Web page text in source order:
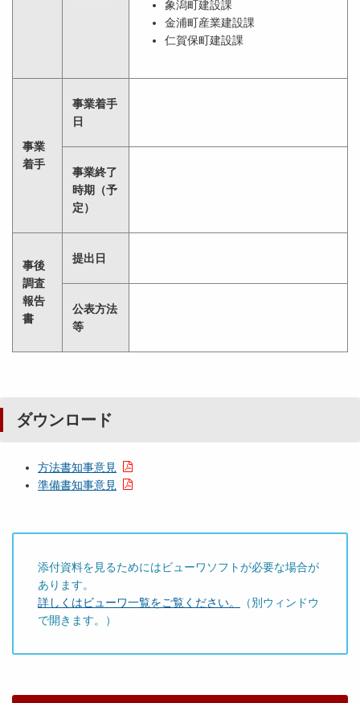
象潟町建設課
金浦町産業建設課
仁賀保町建設課
事業
着手
事業着手
日
事業終了
時期（予
定）
事後
調査
報告
書
提出日
公表方法
等
ダウンロード
方法書知事意見
準備書知事意見
添付資料を見るためにはビューワソフトが必要な場合が
あります。
詳しくはビューワ一覧をご覧ください。
（別ウィンドウ
で開きます。）